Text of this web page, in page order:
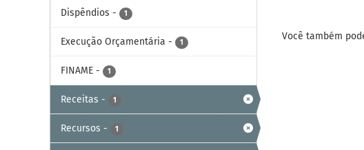
Dispêndios - 1
Execução Orçamentária - 1
FINAME - 1
Receitas - 1
Recursos - 1
Você também